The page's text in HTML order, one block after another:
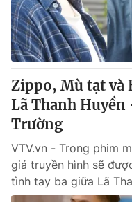
Zippo, Mù tạt và
Lã Thanh
Trường
VTV.vn - Trong phim
giả truyền hình sẽ
tình tay ba giữa Lã